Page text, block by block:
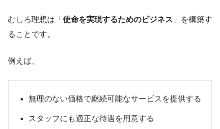
むしろ理想は「 使命を実現するためのビジネス 」を構築す
ることです。
例えば、
無理のない価格で継続可能なサービスを提供する
スタッフにも適正な待遇を用意する